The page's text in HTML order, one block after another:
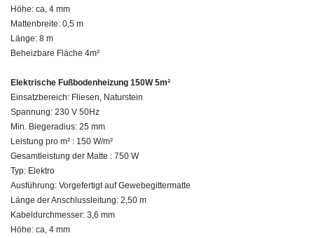
Höhe: ca, 4 mm
Mattenbreite: 0,5 m
Länge: 8 m
Beheizbare Fläche 4m²
Elektrische Fußbodenheizung 150W 5m²
Einsatzbereich: Fliesen, Naturstein
Spannung: 230 V 50Hz
Min. Biegeradius: 25 mm
Leistung pro m² : 150 W/m²
Gesamtleistung der Matte : 750 W
Typ: Elektro
Ausführung: Vorgefertigt auf Gewebegittermatte
Länge der Anschlussleitung: 2,50 m
Kabeldurchmesser: 3,6 mm
Höhe: ca, 4 mm